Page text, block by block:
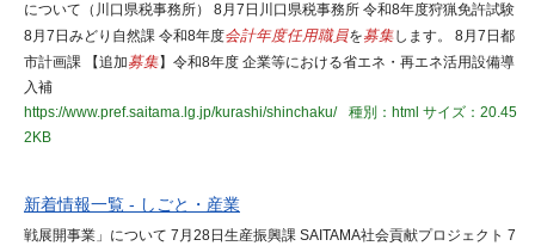
について（川口県税事務所） 8月7日川口県税事務所 令和8年度狩猟免許試験
8月7日みどり自然課 令和8年度会計年度任用職員を募集します。 8月7日都
市計画課 【追加募集】令和8年度 企業等における省エネ・再エネ活用設備導
入補
https://www.pref.saitama.lg.jp/kurashi/shinchaku/
種別：html サイズ：20.45
2KB
新着情報一覧 - しごと・産業
戦展開事業」について 7月28日生産振興課 SAITAMA社会貢献プロジェクト 7